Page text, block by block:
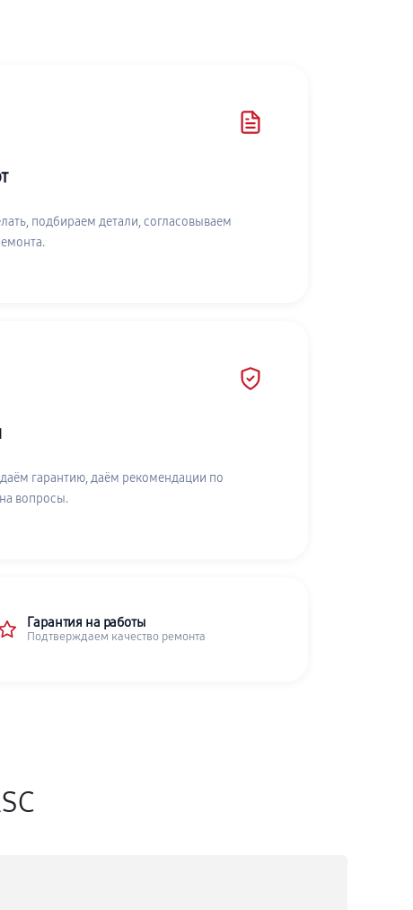
подбираем детали, согласовываем
гарантию, даём рекомендации по
вопросы.
Гарантия на работы
Подтверждаем качество ремонта